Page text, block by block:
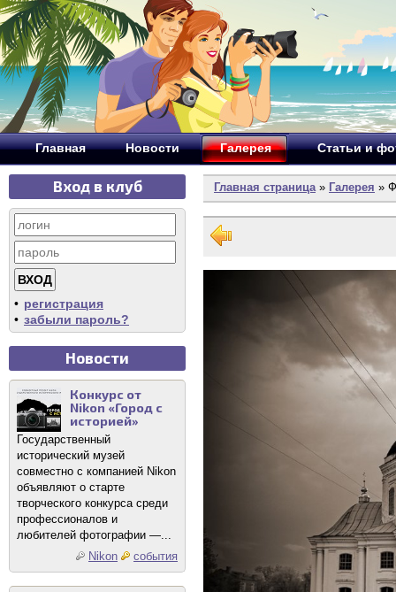
Главная Новости Галерея Статьи и
Вход в клуб
• регистрация
• забыли пароль?
Новости
Конкурс от
Nikon «Город с
историей»
Государственный
исторический музей
совместно с компанией Nikon
объявляют о старте
творческого конкурса среди
профессионалов и
любителей фотографии —...
Nikon
события
Главная страница» Галерея »